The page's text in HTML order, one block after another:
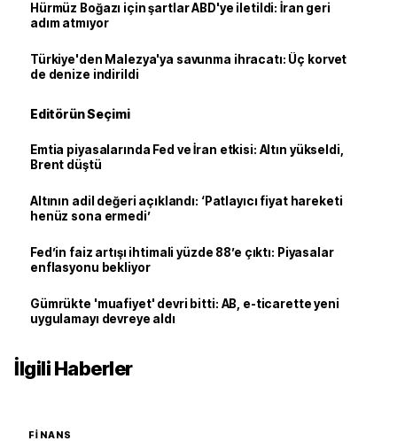
Hürmüz Boğazı için şartlar ABD'ye iletildi: İran geri
adım atmıyor
Türkiye'den Malezya'ya savunma ihracatı: Üç korvet
de denize indirildi
Editörün Seçimi
Emtia piyasalarında Fed ve İran etkisi: Altın yükseldi,
Brent düştü
Altının adil değeri açıklandı: ‘Patlayıcı fiyat hareketi
henüz sona ermedi’
Fed’in faiz artışı ihtimali yüzde 88’e çıktı: Piyasalar
enflasyonu bekliyor
Gümrükte 'muafiyet' devri bitti: AB, e-ticarette yeni
uygulamayı devreye aldı
İlgili Haberler
FINANS